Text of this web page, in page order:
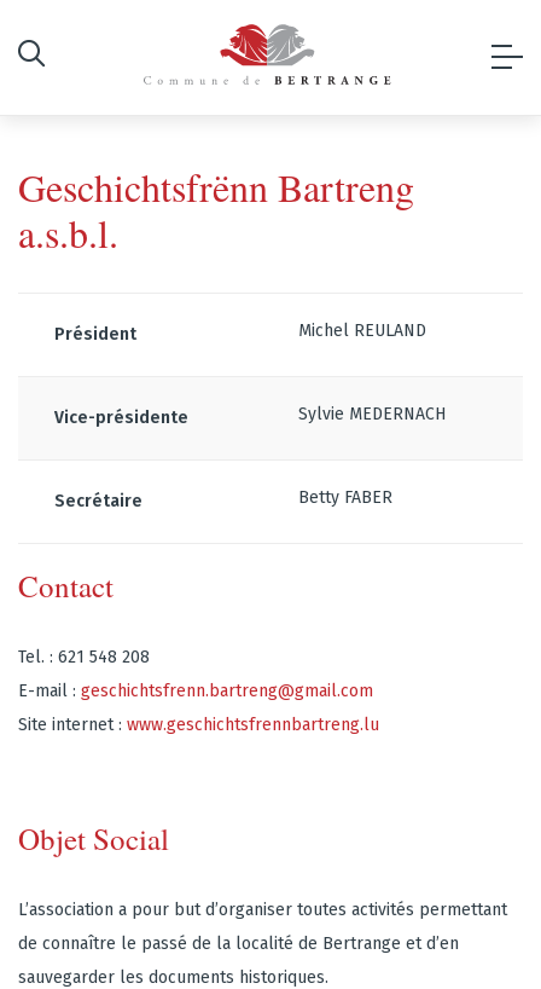
Geschichtsfrënn Bartreng
a.s.b.l.
Président Michel REULAND
Vice-présidente Sylvie MEDERNACH
Secrétaire Betty FABER
Contact
Tel. : 621 548 208
E-mail : geschichtsfrenn.bartreng@gmail.com
Site internet : www.geschichtsfrennbartreng.lu
Objet Social
L’association a pour but d’organiser toutes activités permettant
de connaître le passé de la localité de Bertrange et d’en
sauvegarder les documents historiques.